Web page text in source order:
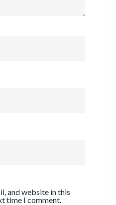
and website in this
time I comment.